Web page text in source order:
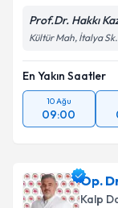
Prof.Dr. Hakkı
Kültür Mah, İtalya
En Yakın Saatler
10 Ağu
09:00
Op.
Kalp